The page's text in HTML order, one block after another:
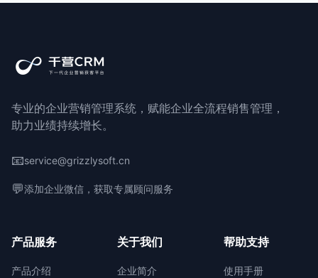
专业的企业营销管理系统，赋能企业全流程销售管理，
助力业绩持续增长。
📧service@grizzlysoft.cn
💬添加企业微信，获取专属顾问服务
产品服务
产品介绍
关于我们
企业简介
帮助支持
使用手册